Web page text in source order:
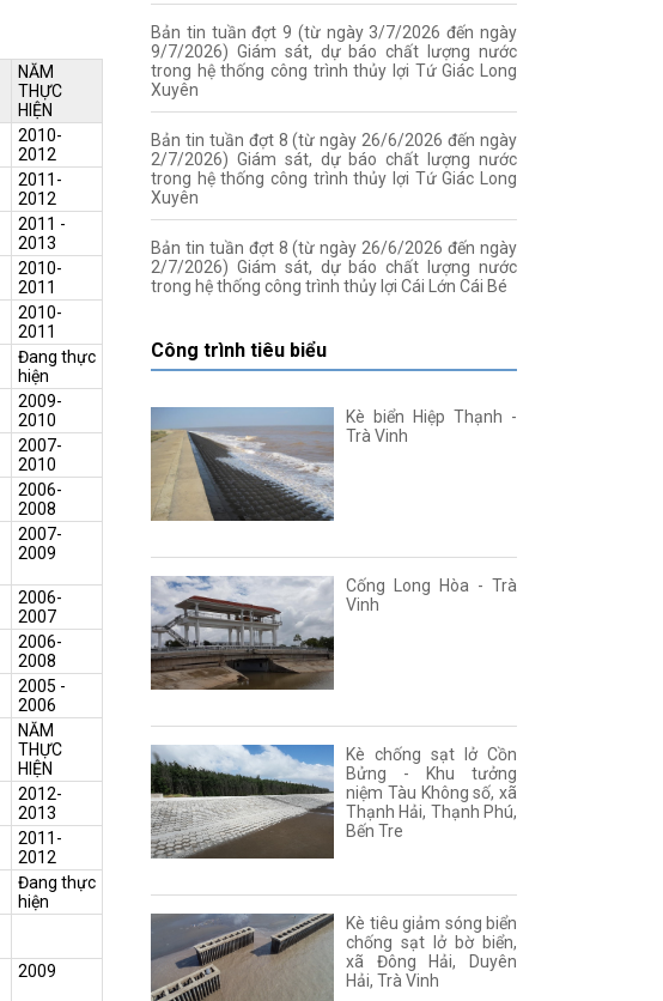
NĂM
THỰC
HIỆN
2010-
2012
2011-
2012
2011 -
2013
2010-
2011
2010-
2011
Đang thực
hiện
2009-
2010
2007-
2010
2006-
2008
2007-
2009
2006-
2007
2006-
2008
2005 -
2006
NĂM
THỰC
HIỆN
2012-
2013
2011-
2012
Đang thực
hiện
2009
Bản tin tuần đợt 9 (từ ngày 3/7/2026 đến ngày
9/7/2026) Giám sát, dự báo chất lượng nước
trong hệ thống công trình thủy lợi Tứ Giác Long
Xuyên
Bản tin tuần đợt 8 (từ ngày 26/6/2026 đến ngày
2/7/2026) Giám sát, dự báo chất lượng nước
trong hệ thống công trình thủy lợi Tứ Giác Long
Xuyên
Bản tin tuần đợt 8 (từ ngày 26/6/2026 đến ngày
2/7/2026) Giám sát, dự báo chất lượng nước
trong hệ thống công trình thủy lợi Cái Lớn Cái Bé
Công trình tiêu biểu
Kè biển Hiệp Thạnh -
Trà Vinh
Cống Long Hòa - Trà
Vinh
Kè chống sạt lở Cồn
Bửng - Khu tưởng
niệm Tàu Không số, xã
Thạnh Hải, Thạnh Phú,
Bến Tre
Kè tiêu giảm sóng biển
chống sạt lở bờ biển,
xã Đông Hải, Duyên
Hải, Trà Vinh